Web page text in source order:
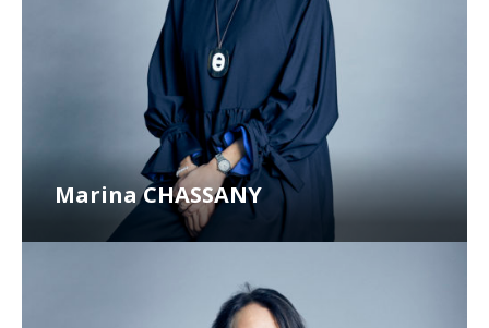
Marina CHASSANY